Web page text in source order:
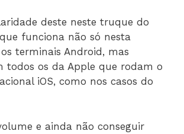
deste neste truque do
funciona não só nesta
terminais Android, mas
todos os da Apple que rodam o
iOS, como nos casos do
e ainda não conseguir